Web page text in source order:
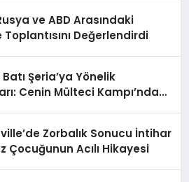
ve ABD Arasındaki
Değerlendirdi
Batı Şeria’ya Yönelik
Cenin Mülteci Kampı’nda
Zorbalık Sonucu İntihar
Çocuğunun Acılı Hikayesi